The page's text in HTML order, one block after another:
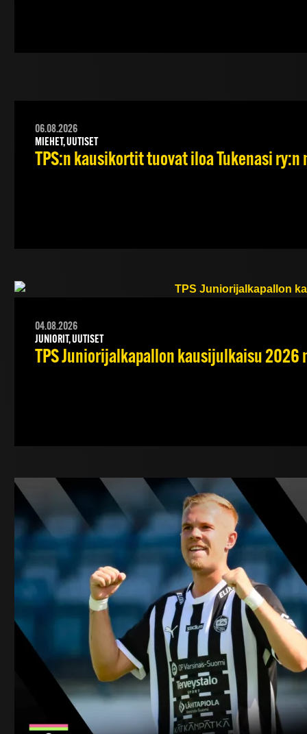
06.08.2026
MIEHET, UUTISET
TPS:n kausikortit tuovat iloa Tukenasi
04.08.2026
JUNIORIT, UUTISET
TPS Juniorijalkapallon kausijulkaisu 2026